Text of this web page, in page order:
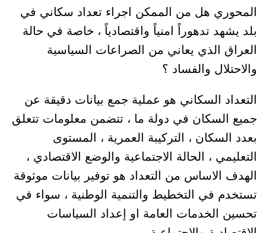
المحوري هل من الممكن اجراء تعداد سكاني في
بلد يشهد تدهوراً امنياً واقتصادياً ، خاصة في حالة
العراق الذي يعاني من الصراعات السياسية
والاحتلال والفساد ؟
التعداد السكاني هو عملية جمع بيانات دقيقة عن
جميع السكان في دولة ما ، تتضمن معلومات تتعلق
بعدد السكان ، التركيبة العمرية ، المستوى
التعليمي ، الحالة الاجتماعية والوضع الاقتصادي ،
الهدف الاساس من التعداد هو توفير بيانات موثوقة
تستخدم في التخطيط والتنمية الوطنية ، سواء في
تحسين الخدمات العامة او إعداد السياسات